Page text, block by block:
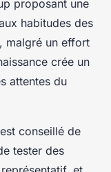
proposant une
habitudes des
malgré un effort
crée un
attentes du
conseillé de
tester des